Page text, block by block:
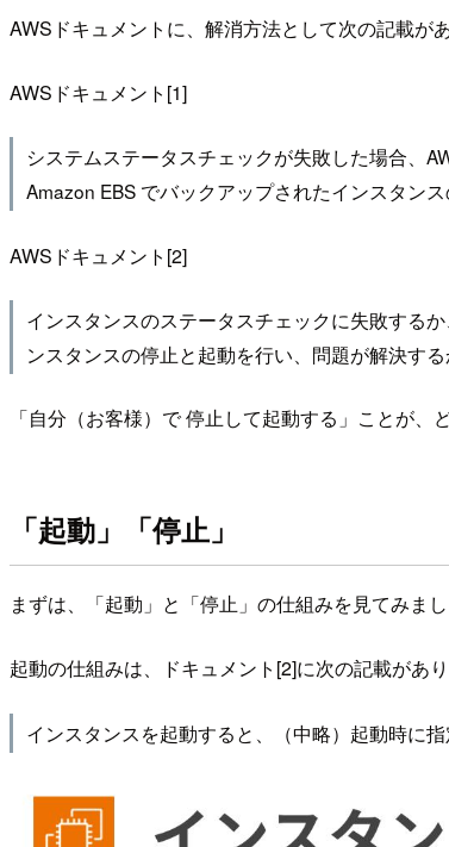
AWSドキュメントに、解消方法として次の記載があ
AWSドキュメント[1]
システムステータスチェックが失敗した場合、
Amazon EBS でバックアップされたインスタン
AWSドキュメント[2]
インスタンスのステータスチェックに失敗する
ンスタンスの停止と起動を行い、問題が解決する
「自分（お客様）で 停止して起動する」ことが、
「起動」「停止」
まずは、「起動」と「停止」の仕組みを見てみまし
起動の仕組みは、ドキュメント[2]に次の記載があり
インスタンスを起動すると、（中略）起動時に